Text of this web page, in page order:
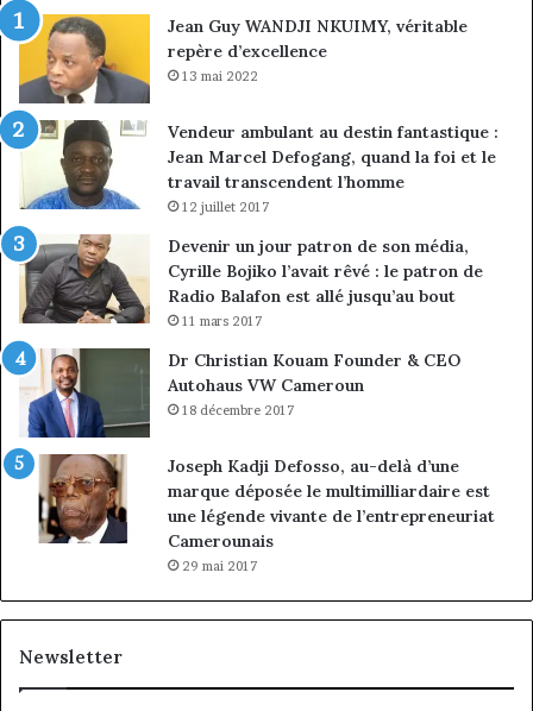
Jean Guy WANDJI NKUIMY, véritable
repère d’excellence
13 mai 2022
Vendeur ambulant au destin fantastique :
Jean Marcel Defogang, quand la foi et le
travail transcendent l’homme
12 juillet 2017
Devenir un jour patron de son média,
Cyrille Bojiko l’avait rêvé : le patron de
Radio Balafon est allé jusqu’au bout
11 mars 2017
Dr Christian Kouam Founder & CEO
Autohaus VW Cameroun
18 décembre 2017
Joseph Kadji Defosso, au-delà d’une
marque déposée le multimilliardaire est
une légende vivante de l’entrepreneuriat
Camerounais
29 mai 2017
Newsletter